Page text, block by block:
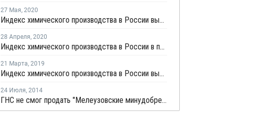
27 Мая, 2020
Индекс химического производства в России вырос на 5,6% в январе - апреле
28 Апреля, 2020
Индекс химического производства в России в первом квартале вырос на 6,7%
21 Марта, 2019
Индекс химического производства в России вырос на 0,9% в январе - феврале
24 Июля, 2014
ГНС не смог продать "Мелеузовские минудобрения" с первой попытки